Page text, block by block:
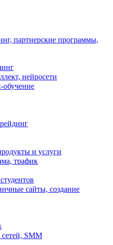
партнерские программы,
нейросети
и услуги
трафик
сайты, создание
SMM